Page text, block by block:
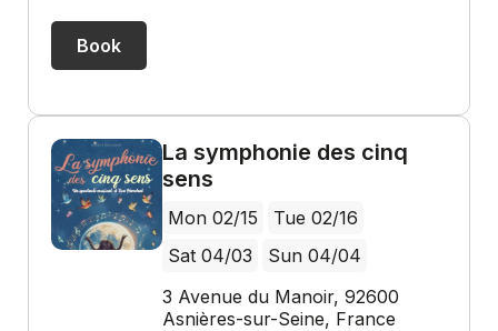
Book
La symphonie des cinq
sens
Mon 02/15
Tue 02/16
Sat 04/03
Sun 04/04
3 Avenue du Manoir, 92600
Asnières-sur-Seine, France